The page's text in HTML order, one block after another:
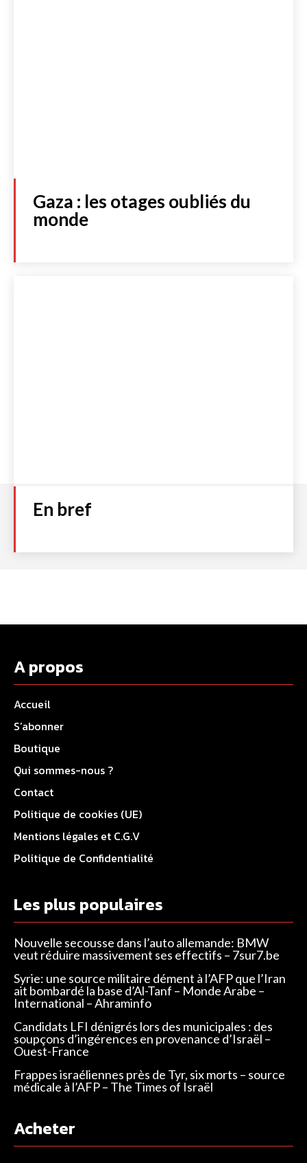
Gaza : les otages oubliés du
monde
En bref
A propos
Accueil
S’abonner
Boutique
Qui sommes-nous ?
Contact
Politique de cookies (UE)
Mentions légales et C.G.V
Politique de Confidentialité
Les plus populaires
Nouvelle secousse dans l’auto allemande: BMW
veut réduire massivement ses effectifs – 7sur7.be
Syrie: une source militaire dément à l’AFP que l’Iran
ait bombardé la base d’Al-Tanf – Monde Arabe –
International – Ahraminfo
Candidats LFI dénigrés lors des municipales : des
soupçons d’ingérences en provenance d’Israël –
Ouest-France
Frappes israéliennes près de Tyr, six morts – source
médicale à l’AFP – The Times of Israël
Acheter